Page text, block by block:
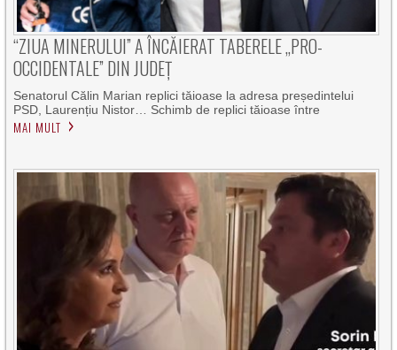
“ZIUA MINERULUI” A ÎNCĂIERAT TABERELE „PRO-
OCCIDENTALE” DIN JUDEȚ
Senatorul Călin Marian replici tăioase la adresa președintelui
PSD, Laurențiu Nistor… Schimb de replici tăioase între
MAI MULT